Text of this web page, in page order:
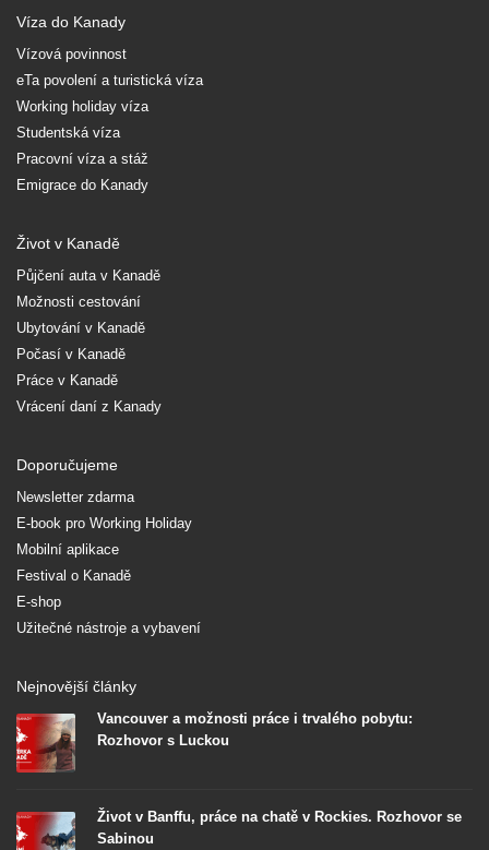
Víza do Kanady
Vízová povinnost
eTa povolení a turistická víza
Working holiday víza
Studentská víza
Pracovní víza a stáž
Emigrace do Kanady
Život v Kanadě
Půjčení auta v Kanadě
Možnosti cestování
Ubytování v Kanadě
Počasí v Kanadě
Práce v Kanadě
Vrácení daní z Kanady
Doporučujeme
Newsletter zdarma
E-book pro Working Holiday
Mobilní aplikace
Festival o Kanadě
E-shop
Užitečné nástroje a vybavení
Nejnovější články
Vancouver a možnosti práce i trvalého pobytu:
Rozhovor s Luckou
Život v Banffu, práce na chatě v Rockies. Rozhovor se
Sabinou